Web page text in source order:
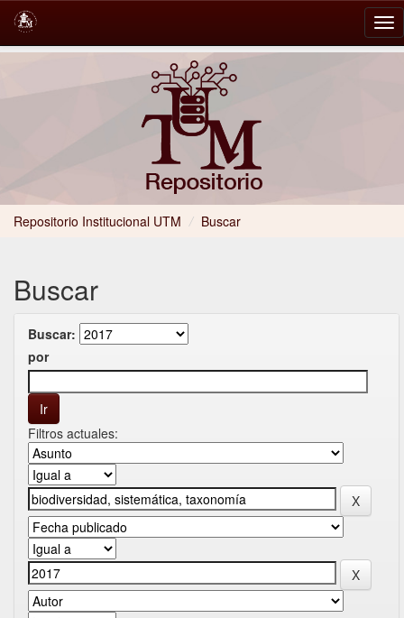
Repositorio Institucional UTM / Buscar
Buscar
Buscar:
por
Filtros actuales: